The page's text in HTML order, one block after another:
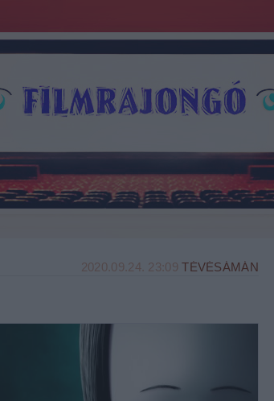
2020.09.24. 23:09TÉVÉSÁMÁN